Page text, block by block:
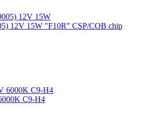
12V 15W "F10R" CSP/COB chip
C9-H4